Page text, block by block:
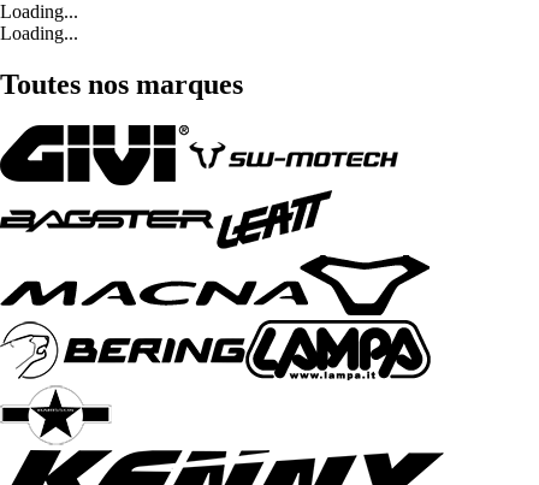
Loading...
Loading...
Toutes nos marques